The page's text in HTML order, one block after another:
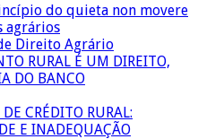
do quieta non movere
agrários
Direito Agrário
RURAL É UM DIREITO,
DO BANCO
CRÉDITO RURAL:
E INADEQUAÇÃO